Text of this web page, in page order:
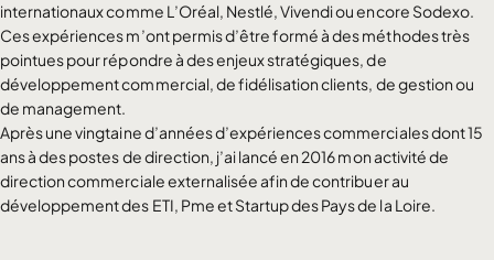
internationaux comme L’Oréal, Nestlé, Vivendi ou encore Sodexo.
Ces expériences m’ont permis d’être formé à des méthodes très
pointues pour répondre à des enjeux stratégiques, de
développement commercial, de fidélisation clients, de gestion ou
de management.
Après une vingtaine d’années d’expériences commerciales dont 15
ans à des postes de direction, j’ai lancé en 2016 mon activité de
direction commerciale externalisée afin de contribuer au
développement des ETI, Pme et Startup des Pays de la Loire.